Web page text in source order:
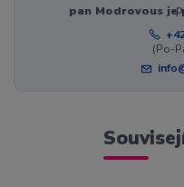
pan Modrovous je
(Po-